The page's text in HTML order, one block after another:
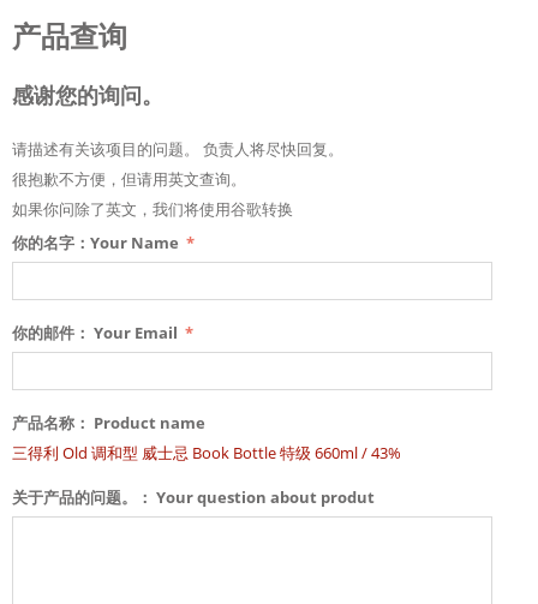
产品查询
感谢您的询问。
请描述有关该项目的问题。 负责人将尽快回复。
很抱歉不方便，但请用英文查询。
如果你问除了英文，我们将使用谷歌转换
你的名字：Your Name
你的邮件： Your Email
产品名称： Product name
三得利 Old 调和型​ 威士忌 Book Bottle 特级 660ml / 43%
关于产品的问题。： Your question about produt